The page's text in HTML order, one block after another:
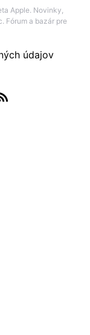
Apple. Novinky,
Fórum a bazár pre
údajov